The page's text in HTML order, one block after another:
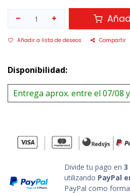
Añadir a lista de deseos Compartir
Disponibilidad:
Entrega aprox. entre el 07/08
Divide tu pago en
utilizando PayPal
PayPal como